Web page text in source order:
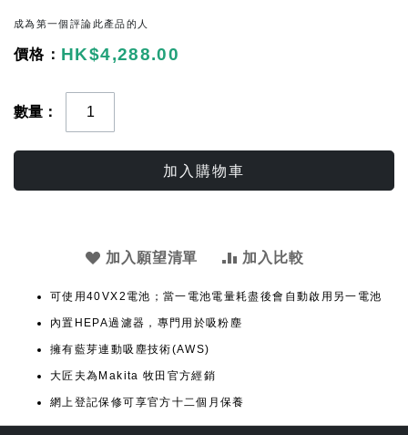
成為第一個評論此產品的人
HK$4,288.00
數量
加入購物車
加入願望清單 加入比較
可使用40VX2電池；當一電池電量耗盡後會自動啟用另一電池
內置HEPA過濾器，專門用於吸粉塵
擁有藍芽連動吸塵技術(AWS)
大匠夫為Makita 牧田官方經銷
網上登記保修可享官方十二個月保養
of
the
gallery